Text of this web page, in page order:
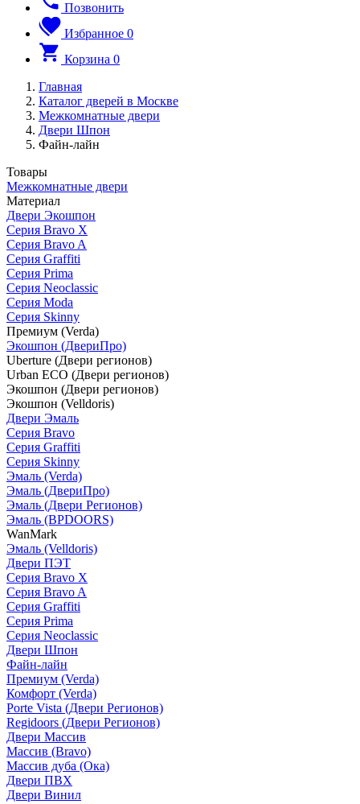
Позвонить
Избранное 0
Корзина 0
Главная
Каталог дверей в Москве
Межкомнатные двери
Двери Шпон
Файн-лайн
Товары
Межкомнатные двери
Материал
Двери Экошпон
Серия Bravo X
Серия Bravo A
Серия Graffiti
Серия Prima
Серия Neoclassic
Серия Moda
Серия Skinny
Премиум (Verda)
Экошпон (ДвериПро)
Uberture (Двери регионов)
Urban ECO (Двери регионов)
Экошпон (Двери регионов)
Экошпон (Velldoris)
Двери Эмаль
Серия Bravo
Серия Graffiti
Серия Skinny
Эмаль (Verda)
Эмаль (ДвериПро)
Эмаль (Двери Регионов)
Эмаль (BPDOORS)
WanMark
Эмаль (Velldoris)
Двери ПЭТ
Серия Bravo X
Серия Bravo A
Серия Graffiti
Серия Prima
Серия Neoclassic
Двери Шпон
Файн-лайн
Премиум (Verda)
Комфорт (Verda)
Porte Vista (Двери Регионов)
Regidoors (Двери Регионов)
Двери Массив
Массив (Bravo)
Массив дуба (Ока)
Двери ПВХ
Двери Винил